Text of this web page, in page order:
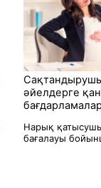
әйелдерге
Нарық
бағалауы